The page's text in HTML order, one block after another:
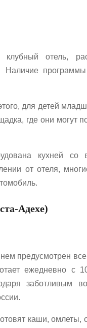
клубный отель,
Наличие
для детей
где они могут
кухней со
от отеля,
Адехе)
предусмотрен
ежедневно с
заботливым
каши,